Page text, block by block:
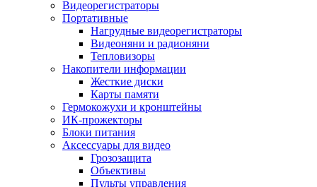
Видеорегистраторы
Портативные
Нагрудные видеорегистраторы
Видеоняни и радионяни
Тепловизоры
Накопители информации
Жесткие диски
Карты памяти
Гермокожухи и кронштейны
ИК-прожекторы
Блоки питания
Аксессуары для видео
Грозозащита
Объективы
Пульты управления